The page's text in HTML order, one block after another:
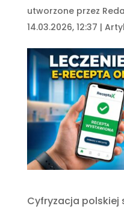
utworzone przez
14.03.2026, 12:37 |
Cyfryzacja polskiej